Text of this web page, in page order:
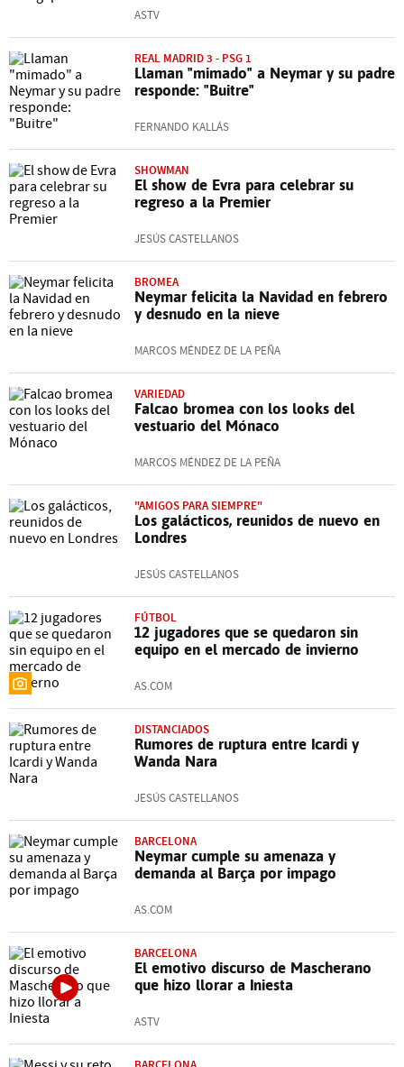
ASTV
REAL MADRID 3 - PSG 1
Llaman "mimado" a Neymar y su padre
responde: "Buitre"
FERNANDO KALLÁS
SHOWMAN
El show de Evra para celebrar su
regreso a la Premier
JESÚS CASTELLANOS
BROMEA
Neymar felicita la Navidad en febrero
y desnudo en la nieve
MARCOS MÉNDEZ DE LA PEÑA
VARIEDAD
Falcao bromea con los looks del
vestuario del Mónaco
MARCOS MÉNDEZ DE LA PEÑA
"AMIGOS PARA SIEMPRE"
Los galácticos, reunidos de nuevo en
Londres
JESÚS CASTELLANOS
FÚTBOL
12 jugadores que se quedaron sin
equipo en el mercado de invierno
AS.COM
DISTANCIADOS
Rumores de ruptura entre Icardi y
Wanda Nara
JESÚS CASTELLANOS
BARCELONA
Neymar cumple su amenaza y
demanda al Barça por impago
AS.COM
BARCELONA
El emotivo discurso de Mascherano
que hizo llorar a Iniesta
ASTV